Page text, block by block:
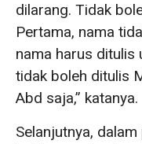
dilarang. Tidak
Pertama, nama
nama harus ditulis
tidak boleh ditulis
Abd saja,” katanya.
Selanjutnya,